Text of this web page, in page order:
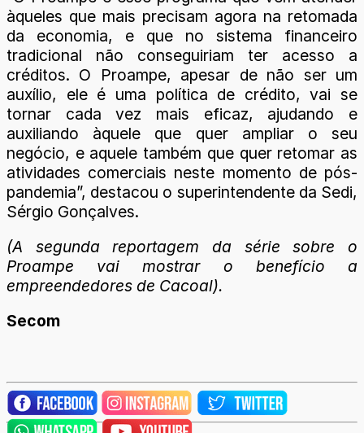
àqueles que mais precisam agora na retomada
da economia, e que no sistema financeiro
tradicional não conseguiriam ter acesso a
créditos. O Proampe, apesar de não ser um
auxílio, ele é uma política de crédito, vai se
tornar cada vez mais eficaz, ajudando e
auxiliando àquele que quer ampliar o seu
negócio, e aquele também que quer retomar as
atividades comerciais neste momento de pós-
pandemia”, destacou o superintendente da Sedi,
Sérgio Gonçalves.
(A segunda reportagem da série sobre o
Proampe vai mostrar o benefício a
empreendedores de Cacoal).
Secom